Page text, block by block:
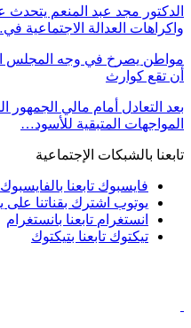
واكراهات العدالة الاجتماعية
مواطن يصرخ في وجه المجلس
أن تقع كوارث
بعد التعادل أمام مالي الجمهور
المواجهات المتبقية للأسود…
تابعنا بالشبكات الإجتماعية
فايسبوك تابعنا بالفايسبوك
يوتوب اشترك بقناتنا على
انستغرام تابعنا بانستغرام
تيكتوك تابعنا بتيكتوك